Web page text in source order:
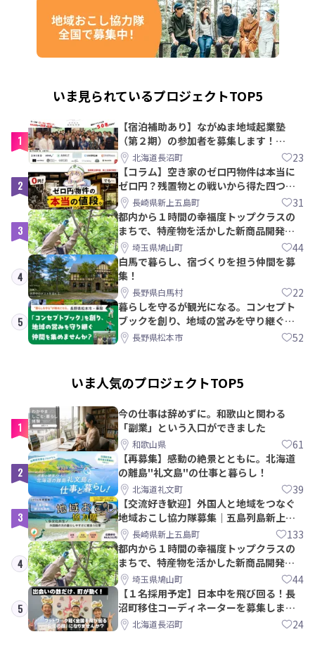
いま見られているプロジェクトTOP5
1
【宿泊補助あり】ながぬま地域起業塾
（第２期）の参加者を募集します！
【8/21〆】
北海道長沼町 23
2
【コラム】空き家のゼロ円物件は本当に
ゼロ円？残置物との戦いから得た四つの
教訓｜新上五島町
長崎県新上五島町 31
3
都内から１時間の幸福度トップクラスの
まちで、特産物を活かした新商品開発＆
PRメンバー募集！
埼玉県鳩山町 44
4
白馬で暮らし、宿づくりを担う仲間を募
集！
長野県白馬村 22
5
暮らしを守るが観光になる。コンセプト
ブックを創り、地域の営みを守り継ぐ仲
間を集めませんか？
長野県松本市 52
いま人気のプロジェクトTOP5
1
今の仕事は辞めずに。和歌山と関わる
「副業」という入口ができました
和歌山県 61
2
【再募集】感動の絶景とともに。北海道
の離島"礼文島"の仕事と暮らし！
北海道礼文町 39
3
【交流好き歓迎】外国人と地域をつなぐ
地域おこし協力隊募集｜五島列島新上五
島町長崎県新上五島町 133
4
都内から１時間の幸福度トップクラスの
まちで、特産物を活かした新商品開発＆
PRメンバー募集！
埼玉県鳩山町 44
5
【１名採用予定】日本中を飛び回る！長
沼町移住コーディネーターを募集しま
す！北海道長沼町 24